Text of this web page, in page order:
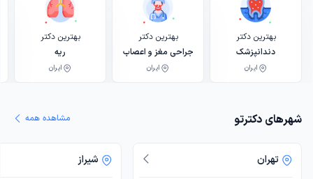
بهترین دکتر
دندانپزشک
ایران
بهترین دکتر
جراحی مغز و اعصاب
ایران
بهترین دکتر
ریه
ایران
شهرهای دکترتو مشاهده همه
تهران شیراز